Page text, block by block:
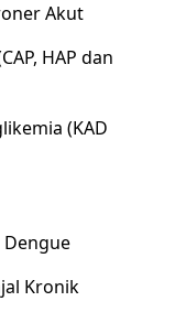
Akut
HAP dan
(KAD
Kronik